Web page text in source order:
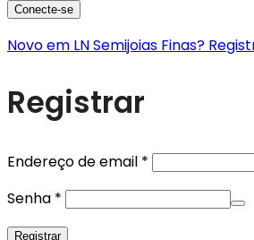
Conecte-se
Novo em LN Semijoias Finas?
Registrar
Endereço de email * Obrigatório
Senha * Obrigatório
Registrar